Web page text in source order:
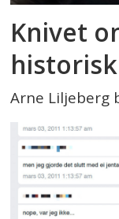
Knivet
Arne Liljeberg